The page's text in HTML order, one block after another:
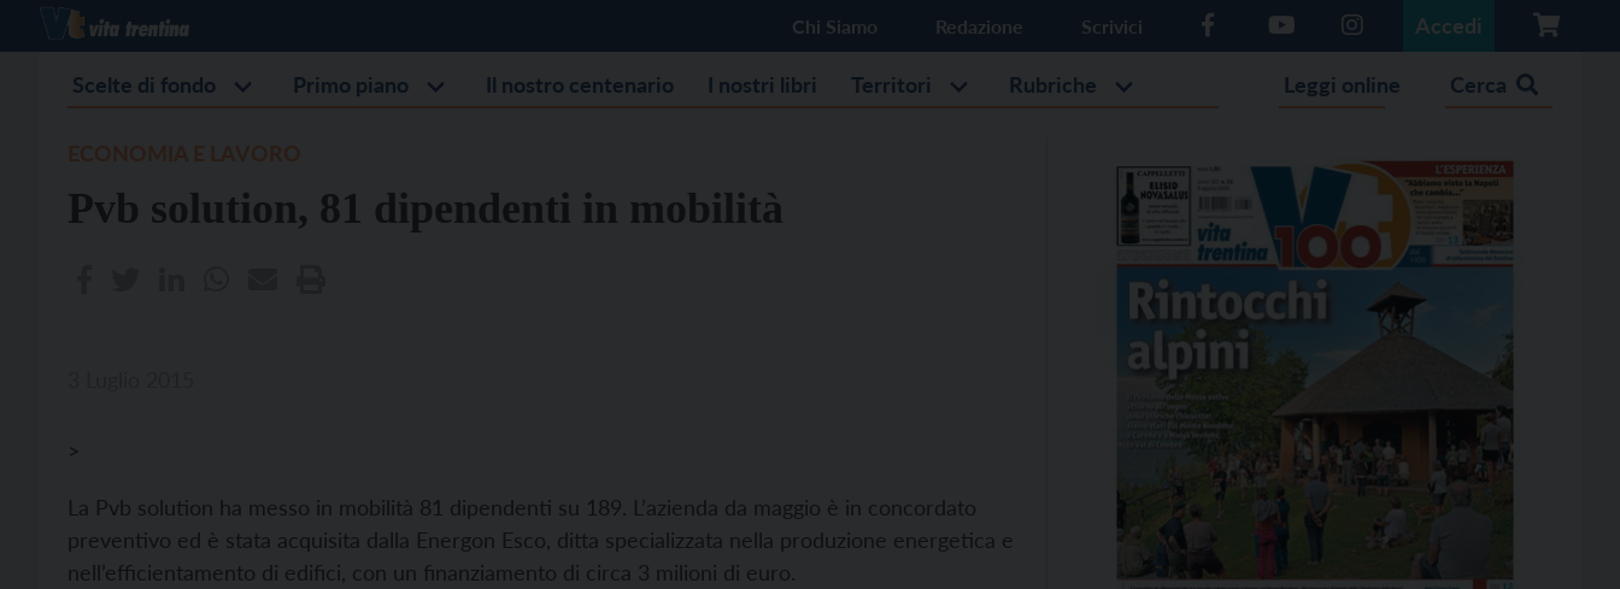
Chi Siamo Redazione Scrivici Accedi
Scelte di fondo Primo piano Il nostro centenario I nostri libri Territori Rubriche Leggi online Cerca
Pvb solution, 81 dipendenti in mobilità
>
La Pvb solution ha messo in mobilità 81 dipendenti su 189. L’azienda da maggio è in concordato
preventivo ed è stata acquisita dalla Energon Esco, ditta specializzata nella produzione energetica e
nell’efficientamento di edifici, con un finanziamento di circa 3 milioni di euro.